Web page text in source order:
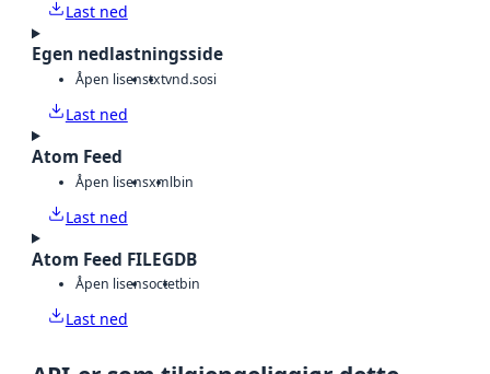
Last ned
Egen nedlastningsside
Åpen lisenstxtvnd.sosi
Last ned
Atom Feed
Åpen lisensxmlbin
Last ned
Atom Feed FILEGDB
Åpen lisensoctetbin
Last ned